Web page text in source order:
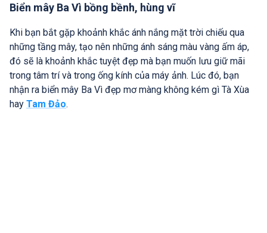
Biển mây Ba Vì bồng bềnh, hùng vĩ
Khi bạn bắt gặp khoảnh khắc ánh nắng mặt trời chiếu qua
những tầng mây, tạo nên những ánh sáng màu vàng ấm áp,
đó sẽ là khoảnh khắc tuyệt đẹp mà bạn muốn lưu giữ mãi
trong tâm trí và trong ống kính của máy ảnh. Lúc đó, bạn
nhận ra biển mây Ba Vì đẹp mơ màng không kém gì Tà Xùa
hay Tam Đảo.